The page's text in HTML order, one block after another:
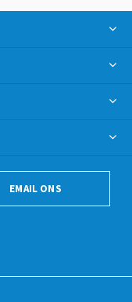
EMAIL ONS